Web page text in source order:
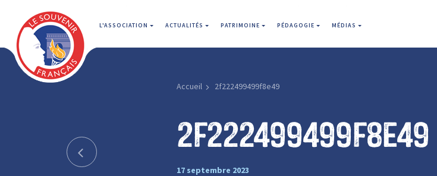
L'ASSOCIATION ACTUALITÉS PATRIMOINE PÉDAGOGIE MÉDIAS
Accueil 2f222499499f8e49
2f222499499f8e49
17 septembre 2023